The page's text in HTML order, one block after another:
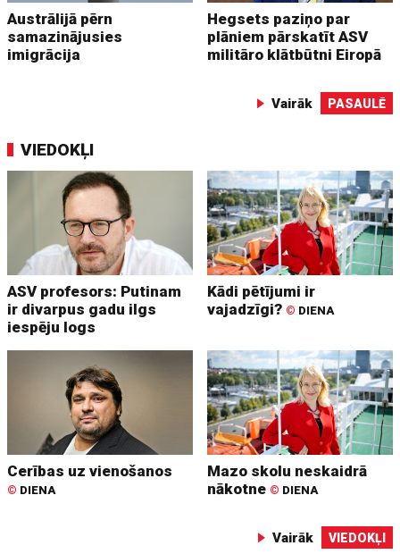
Austrālijā pērn
samazinājusies
imigrācija
Hegsets paziņo par
plāniem pārskatīt ASV
militāro klātbūtni Eiropā
Vairāk PASAULĒ
VIEDOKĻI
ASV profesors: Putinam
ir divarpus gadu ilgs
iespēju logs
Kādi pētījumi ir
vajadzīgi? © DIENA
Cerības uz vienošanos
© DIENA
Mazo skolu neskaidrā
nākotne © DIENA
Vairāk VIEDOKĻI